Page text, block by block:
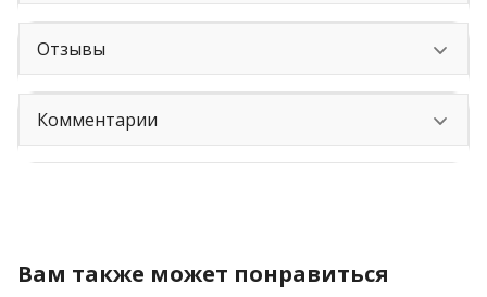
Отзывы
Комментарии
Вам также может понравиться